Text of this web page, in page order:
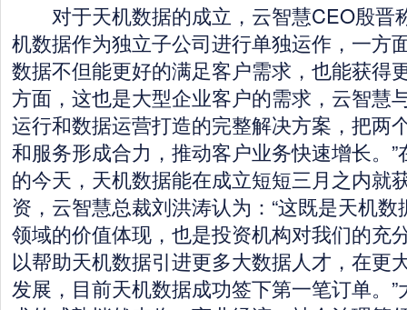
对于天机数据的成立，云智慧CEO殷晋
机数据作为独立子公司进行单独运作，一方
数据不但能更好的满足客户需求，也能获得
方面，这也是大型企业客户的需求，云智慧
运行和数据运营打造的完整解决方案，把两
和服务形成合力，推动客户业务快速增长。
的今天，天机数据能在成立短短三月之内就
资，云智慧总裁刘洪涛认为：“这既是天机
领域的价值体现，也是投资机构对我们的充
以帮助天机数据引进更多大数据人才，在更
发展，目前天机数据成功签下第一笔订单。